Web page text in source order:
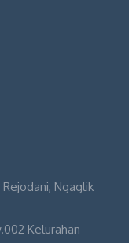
Rejodani, Ngaglik
Kelurahan